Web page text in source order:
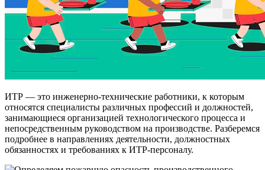
ИТР — это инженерно-технические работники, к которым
относятся специалисты различных профессий и должностей,
занимающиеся организацией технологического процесса и
непосредственным руководством на производстве. Разберемся
подробнее в направлениях деятельности, должностных
обязанностях и требованиях к ИТР-персоналу.